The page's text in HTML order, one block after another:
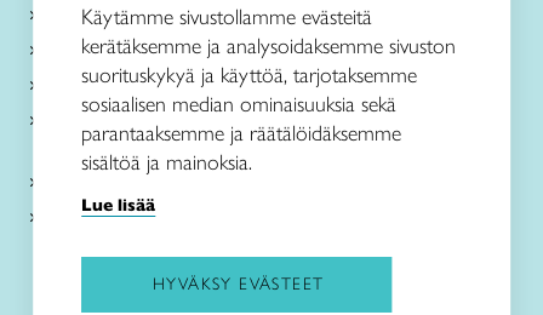
Käsityöohjeet
Me olemme Taito
Paikallinen toiminta
Verkkokaupat
Kirjaudu Arviin
Kirjaudu Taitocampukseen
Käytämme sivustollamme evästeitä
kerätäksemme ja analysoidaksemme sivuston
suorituskykyä ja käyttöä, tarjotaksemme
sosiaalisen median ominaisuuksia sekä
parantaaksemme ja räätälöidäksemme
sisältöä ja mainoksia.
Lue lisää
HYVÄKSY EVÄSTEET